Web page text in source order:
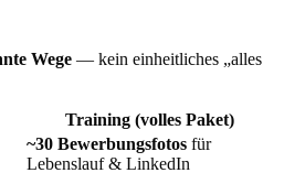
Wege — kein einheitliches „alles
Training (volles Paket)
~30 Bewerbungsfotos für
Lebenslauf & LinkedIn